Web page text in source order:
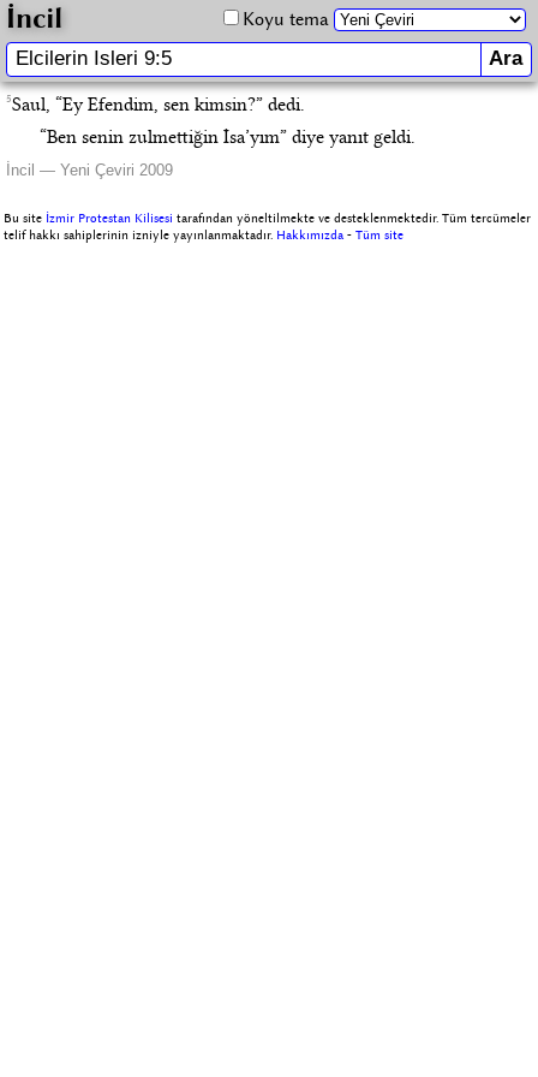
İncil Koyu tema
5Saul, “Ey Efendim, sen kimsin?” dedi.
“Ben senin zulmettiğin İsa’yım” diye yanıt geldi.
İncil — Yeni Çeviri 2009
Bu site İzmir Protestan Kilisesi tarafından yöneltilmekte ve desteklenmektedir. Tüm tercümeler
telif hakkı sahiplerinin izniyle yayınlanmaktadır. Hakkımızda -Tüm site